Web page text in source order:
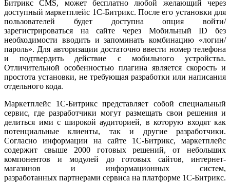
Битрикс CMS, может бесплатно любой желающий через
доступный маркетплейс 1С-Битрикс. После его установки для
пользователей будет доступна опция войти/
зарегистрироваться на сайте через Мобильный ID без
необходимости вводить и запоминать комбинацию «логин/
пароль». Для авторизации достаточно ввести номер телефона
и подтвердить действие с мобильного устройства.
Отличительной особенностью плагина является скорость и
простота установки, не требующая разработки или написания
отдельного кода.
Маркетплейс 1С-Битрикс представляет собой специальный
сервис, где разработчики могут размещать свои решения и
делиться ими с широкой аудиторией, в которую входят как
потенциальные клиенты, так и другие разработчики.
Согласно информации на сайте 1С-Битрикс, маркетплейс
содержит свыше 2000 готовых решений, от небольших
компонентов и модулей до готовых сайтов, интернет-
магазинов и информационных систем,
разработанных партнерами сервиса на платформе 1С-Битрикс.